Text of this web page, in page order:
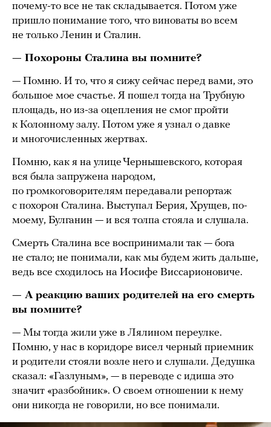
почему-то все не так складывается. Потом уже
пришло понимание того, что виноваты во всем
не только Ленин и Сталин.
— Похороны Сталина вы помните?
— Помню. И то, что я сижу сейчас перед вами, это
большое мое счастье. Я пошел тогда на Трубную
площадь, но из-за оцепления не смог пройти
к Колонному залу. Потом уже я узнал о давке
и многочисленных жертвах.
Помню, как я на улице Чернышевского, которая
вся была запружена народом,
по громкоговорителям передавали репортаж
с похорон Сталина. Выступал Берия, Хрущев, по-
моему, Булганин — и вся толпа стояла и слушала.
Смерть Сталина все воспринимали так — бога
не стало; не понимали, как мы будем жить дальше,
ведь все сходилось на Иосифе Виссарионовиче.
— А реакцию ваших родителей на его смерть
вы помните?
— Мы тогда жили уже в Лялином переулке.
Помню, у нас в коридоре висел черный приемник
и родители стояли возле него и слушали. Дедушка
сказал: «Газлуным», — в переводе с идиша это
значит «разбойник». О своем отношении к нему
они никогда не говорили, но все понимали.